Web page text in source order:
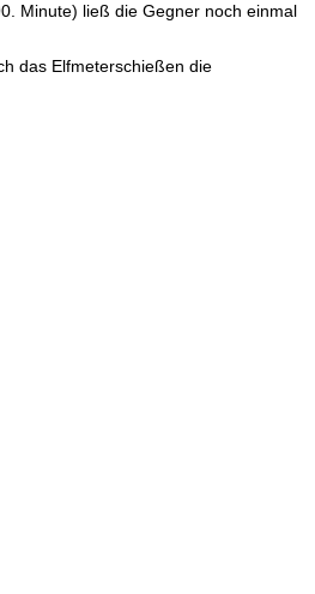
Minute) ließ die Gegner noch einmal
das Elfmeterschießen die